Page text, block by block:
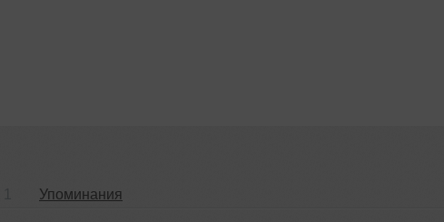
Упоминания